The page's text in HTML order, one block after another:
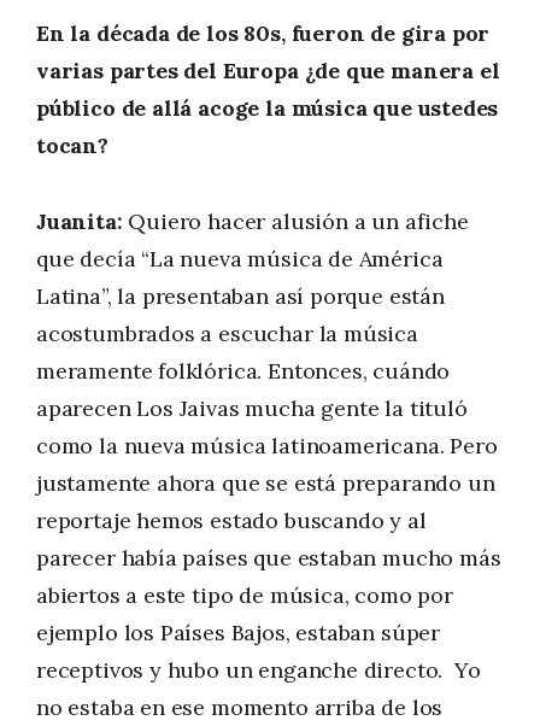
En la década de los 80s, fueron de gira por
varias partes del Europa ¿de que manera el
público de allá acoge la música que ustedes
tocan?
Juanita: Quiero hacer alusión a un afiche
que decía “La nueva música de América
Latina”, la presentaban así porque están
acostumbrados a escuchar la música
meramente folklórica. Entonces, cuándo
aparecen Los Jaivas mucha gente la tituló
como la nueva música latinoamericana. Pero
justamente ahora que se está preparando un
reportaje hemos estado buscando y al
parecer había países que estaban mucho más
abiertos a este tipo de música, como por
ejemplo los Países Bajos, estaban súper
receptivos y hubo un enganche directo. Yo
no estaba en ese momento arriba de los